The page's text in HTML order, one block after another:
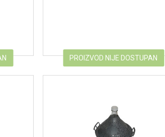
PROIZVOD NIJE DOSTUPAN